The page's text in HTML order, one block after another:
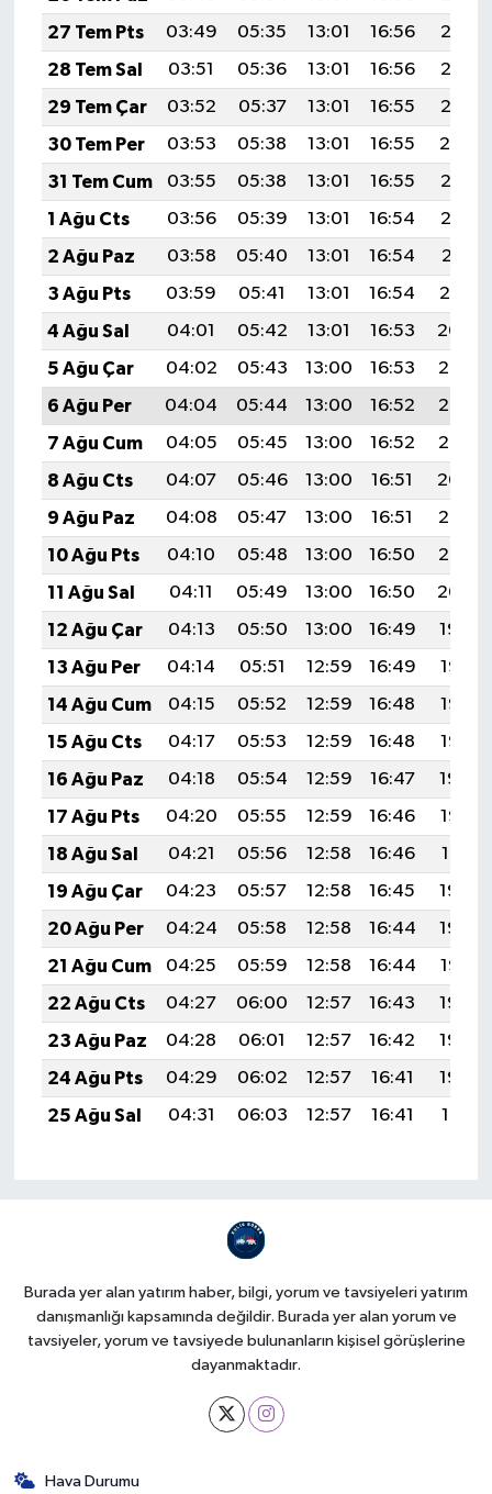
27 Tem Pts
03:49 05:35 13:01 16:56
20:17
28 Tem Sal
03:51 05:36 13:01 16:56
20:16
29 Tem Çar
03:52 05:37 13:01 16:55
20:15
30 Tem Per
03:53 05:38 13:01 16:55
20:14
31 Tem Cum
03:55 05:38 13:01 16:55
20:13
1 Ağu Cts
03:56 05:39 13:01 16:54
20:12
2 Ağu Paz
03:58 05:40 13:01 16:54
20:11
3 Ağu Pts
03:59 05:41 13:01 16:54
20:10
4 Ağu Sal
04:01 05:42 13:01 16:53
20:09
5 Ağu Çar
04:02 05:43 13:00 16:53
20:08
6 Ağu Per
04:04 05:44 13:00 16:52
20:07
7 Ağu Cum
04:05 05:45 13:00 16:52
20:05
8 Ağu Cts
04:07 05:46 13:00 16:51
20:04
9 Ağu Paz
04:08 05:47 13:00 16:51
20:03
10 Ağu Pts
04:10 05:48 13:00 16:50
20:02
11 Ağu Sal
04:11 05:49 13:00 16:50
20:00
12 Ağu Çar
04:13 05:50 13:00 16:49
19:59
13 Ağu Per
04:14 05:51 12:59 16:49
19:58
14 Ağu Cum
04:15 05:52 12:59 16:48
19:57
15 Ağu Cts
04:17 05:53 12:59 16:48
19:55
16 Ağu Paz
04:18 05:54 12:59 16:47
19:54
17 Ağu Pts
04:20 05:55 12:59 16:46
19:52
18 Ağu Sal
04:21 05:56 12:58 16:46
19:51
19 Ağu Çar
04:23 05:57 12:58 16:45
19:50
20 Ağu Per
04:24 05:58 12:58 16:44
19:48
21 Ağu Cum
04:25 05:59 12:58 16:44
19:47
22 Ağu Cts
04:27 06:00 12:57 16:43
19:45
23 Ağu Paz
04:28 06:01 12:57 16:42
19:44
24 Ağu Pts
04:29 06:02 12:57 16:41
19:42
25 Ağu Sal
04:31 06:03 12:57 16:41 19:41
Burada yer alan yatırım haber, bilgi, yorum ve tavsiyeleri yatırım
danışmanlığı kapsamında değildir. Burada yer alan yorum ve
tavsiyeler, yorum ve tavsiyede bulunanların kişisel görüşlerine
dayanmaktadır.
Hava Durumu